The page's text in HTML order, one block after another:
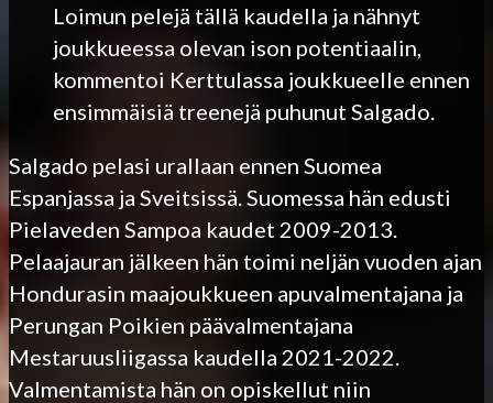
Loimun pelejä tällä kaudella ja nähnyt
joukkueessa olevan ison potentiaalin,
kommentoi Kerttulassa joukkueelle ennen
ensimmäisiä treenejä puhunut Salgado.
Salgado pelasi urallaan ennen Suomea
Espanjassa ja Sveitsissä. Suomessa hän edusti
Pielaveden Sampoa kaudet 2009-2013.
Pelaajauran jälkeen hän toimi neljän vuoden ajan
Hondurasin maajoukkueen apuvalmentajana ja
Perungan Poikien päävalmentajana
Mestaruusliigassa kaudella 2021-2022.
Valmentamista hän on opiskellut niin